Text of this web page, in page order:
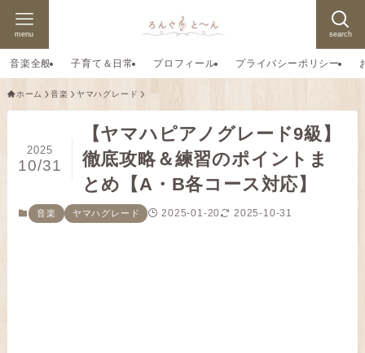
search
menu
音楽全般 子育て＆日常 プロフィール プライバシーポリシー
ホーム 音楽 ヤマハグレード
【ヤマハピアノグレード9級】
徹底攻略＆練習のポイントま
とめ【A・B各コース対応】
2025
10/31
音楽 ヤマハグレード 2025-01-20 2025-10-31